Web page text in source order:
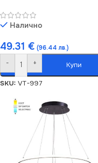
Налично
49.31 € (96.44 лв.)
- + Купи
SKU: VT-997